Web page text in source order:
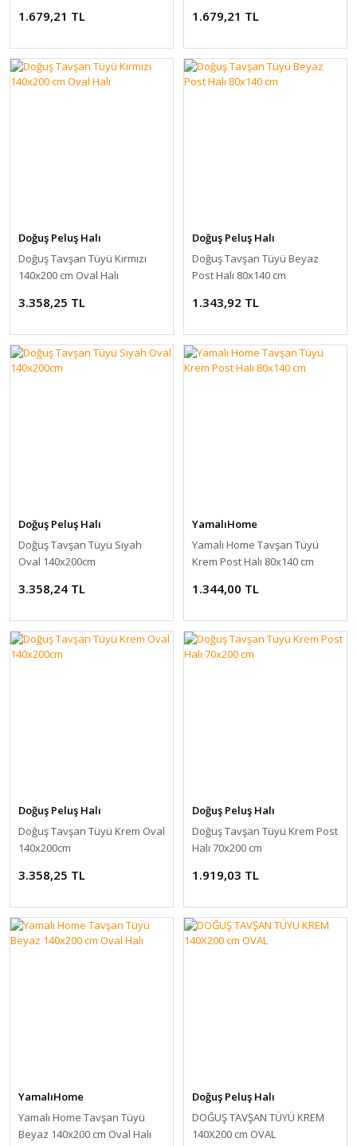
1.679,21 TL 1.679,21 TL
Doğuş Peluş Halı
Doğuş Tavşan Tüyü Kırmızı
140x200 cm Oval Halı
3.358,25 TL
Doğuş Peluş Halı
Doğuş Tavşan Tüyü Beyaz
Post Halı 80x140 cm
1.343,92 TL
Doğuş Peluş Halı
Doğuş Tavşan Tüyü Siyah
Oval 140x200cm
3.358,24 TL
YamalıHome
Yamalı Home Tavşan Tüyü
Krem Post Halı 80x140 cm
1.344,00 TL
Doğuş Peluş Halı
Doğuş Tavşan Tüyü Krem Oval
140x200cm
3.358,25 TL
Doğuş Peluş Halı
Doğuş Tavşan Tüyü Krem Post
Halı 70x200 cm
1.919,03 TL
YamalıHome
Yamalı Home Tavşan Tüyü
Beyaz 140x200 cm Oval Halı
Doğuş Peluş Halı
DOĞUŞ TAVŞAN TÜYÜ KREM
140X200 cm OVAL